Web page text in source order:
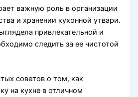
важную роль в организации
и хранении кухонной утвари.
привлекательной и
следить за ее чистотой
советов о том, как
на кухне в отличном